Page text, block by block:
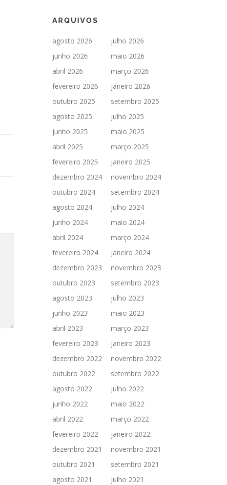
ARQUIVOS
agosto 2026
julho 2026
junho 2026
maio 2026
abril 2026
março 2026
fevereiro 2026
janeiro 2026
outubro 2025
setembro 2025
agosto 2025
julho 2025
junho 2025
maio 2025
abril 2025
março 2025
fevereiro 2025
janeiro 2025
dezembro 2024
novembro 2024
outubro 2024
setembro 2024
agosto 2024
julho 2024
junho 2024
maio 2024
abril 2024
março 2024
fevereiro 2024
janeiro 2024
dezembro 2023
novembro 2023
outubro 2023
setembro 2023
agosto 2023
julho 2023
junho 2023
maio 2023
abril 2023
março 2023
fevereiro 2023
janeiro 2023
dezembro 2022
novembro 2022
outubro 2022
setembro 2022
agosto 2022
julho 2022
junho 2022
maio 2022
abril 2022
março 2022
fevereiro 2022
janeiro 2022
dezembro 2021
novembro 2021
outubro 2021
setembro 2021
agosto 2021
julho 2021